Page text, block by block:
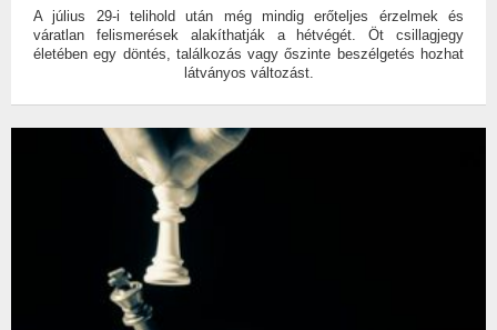
A július 29-i telihold után még mindig erőteljes érzelmek és
váratlan felismerések alakíthatják a hétvégét. Öt csillagjegy
életében egy döntés, találkozás vagy őszinte beszélgetés hozhat
látványos változást.